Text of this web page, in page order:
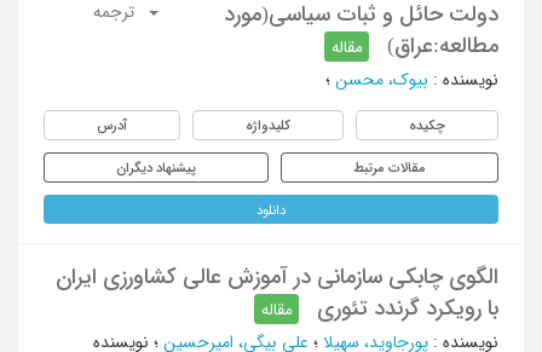
دولت حائل و ثبات سیاسی(مورد
مطالعه:عراق)
مقاله
ترجمه
نویسنده : بیوک، محسن ؛
چکیده کلیدواژه آدرس
مقالات مرتبط پیشنهاد دیگران
دانلود
الگوی چابکی سازمانی در آموزش عالی کشاورزی ایران
با رویکرد گرندد تئوری
مقاله
نویسنده : پورجاوید، سهیلا ؛ علی بیگی، امیرحسین ؛ نویسنده